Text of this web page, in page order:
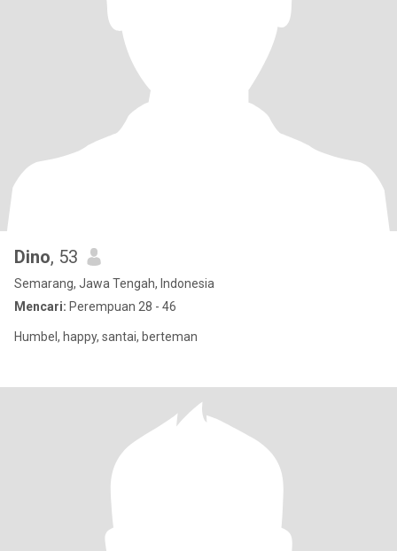
Dino, 53
Semarang, Jawa Tengah, Indonesia
Mencari: Perempuan 28 - 46
Humbel, happy, santai, berteman